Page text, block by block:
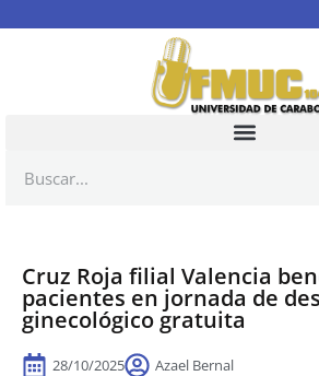
Cruz Roja filial Valencia
pacientes en jornada de
ginecológico gratuita
28/10/2025 Azael Bernal